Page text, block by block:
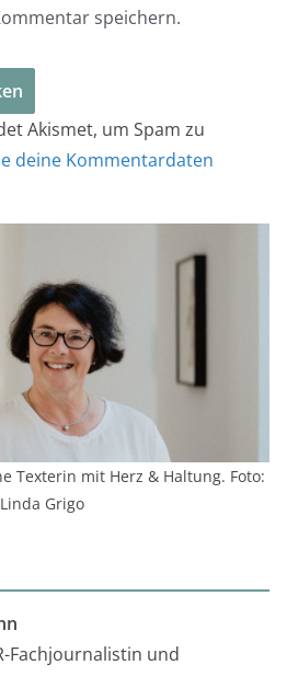
speichern.
Akismet, um Spam zu
deine Kommentardaten
Texterin mit Herz & Haltung. Foto:
Linda Grigo
Fachjournalistin und